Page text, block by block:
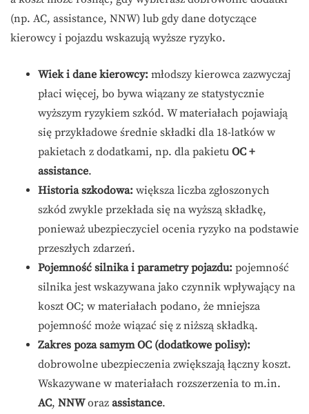
(np. AC, assistance, NNW) lub gdy dane dotyczące
kierowcy i pojazdu wskazują wyższe ryzyko.
Wiek i dane kierowcy: młodszy kierowca zazwyczaj
płaci więcej, bo bywa wiązany ze statystycznie
wyższym ryzykiem szkód. W materiałach pojawiają
się przykładowe średnie składki dla 18-latków w
pakietach z dodatkami, np. dla pakietu OC +
assistance.
Historia szkodowa: większa liczba zgłoszonych
szkód zwykle przekłada się na wyższą składkę,
ponieważ ubezpieczyciel ocenia ryzyko na podstawie
przeszłych zdarzeń.
Pojemność silnika i parametry pojazdu: pojemność
silnika jest wskazywana jako czynnik wpływający na
koszt OC; w materiałach podano, że mniejsza
pojemność może wiązać się z niższą składką.
Zakres poza samym OC (dodatkowe polisy):
dobrowolne ubezpieczenia zwiększają łączny koszt.
Wskazywane w materiałach rozszerzenia to m.in.
AC, NNWoraz assistance.